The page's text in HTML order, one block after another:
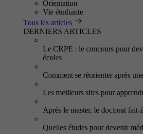
Orientation
Vie étudiante
Tous les articles
DERNIERS ARTICLES
Le CRPE : le concours pour
écoles
Comment se réorienter après
Les meilleurs sites pour
Après le master, le doctorat
Quelles études pour devenir